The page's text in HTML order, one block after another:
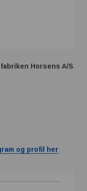
Horsens A/S
og profil her